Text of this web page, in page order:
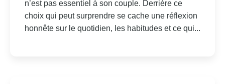
n’est pas essentiel à son couple. Derrière ce
choix qui peut surprendre se cache une réflexion
honnête sur le quotidien, les habitudes et ce qui...